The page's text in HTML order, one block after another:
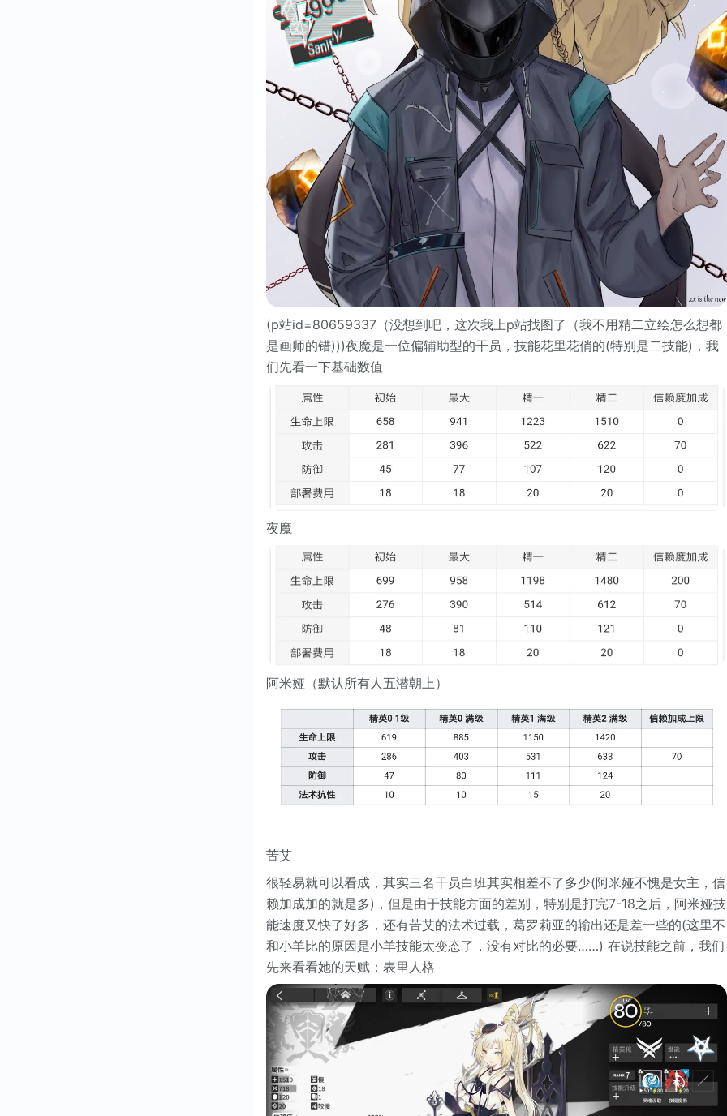
(p站id=80659337（没想到吧，这次我上p站找图了（我不用精二立绘怎么想都
是画师的错)))夜魔是一位偏辅助型的干员，技能花里花俏的(特别是二技能)，我
们先看一下基础数值
夜魔
阿米娅（默认所有人五潜朝上）
苦艾
很轻易就可以看成，其实三名干员白班其实相差不了多少(阿米娅不愧是女主，信
赖加成加的就是多)，但是由于技能方面的差别，特别是打完7-18之后，阿米娅技
能速度又快了好多，还有苦艾的法术过载，葛罗莉亚的输出还是差一些的(这里不
和小羊比的原因是小羊技能太变态了，没有对比的必要……) 在说技能之前，我们
先来看看她的天赋：表里人格